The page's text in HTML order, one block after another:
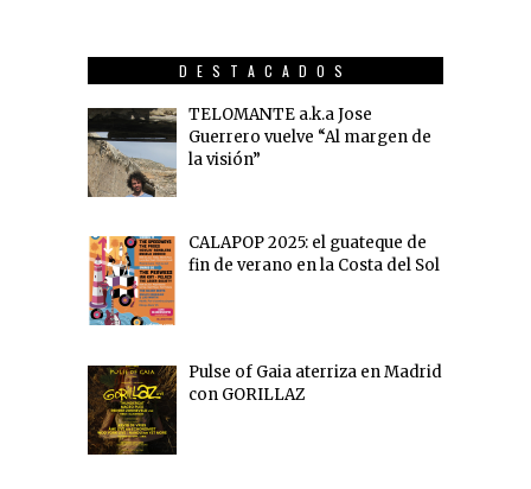
DESTACADOS
TELOMANTE a.k.a Jose
Guerrero vuelve “Al margen de
la visión”
CALAPOP 2025: el guateque de
fin de verano en la Costa del Sol
Pulse of Gaia aterriza en Madrid
con GORILLAZ